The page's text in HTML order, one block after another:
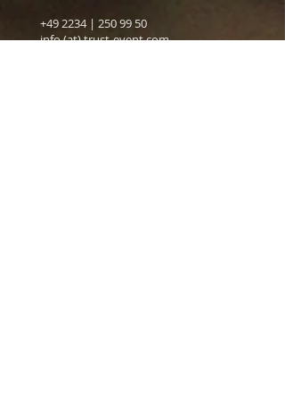
+49 2234 | 250 99 50
info (at) trust-event.com